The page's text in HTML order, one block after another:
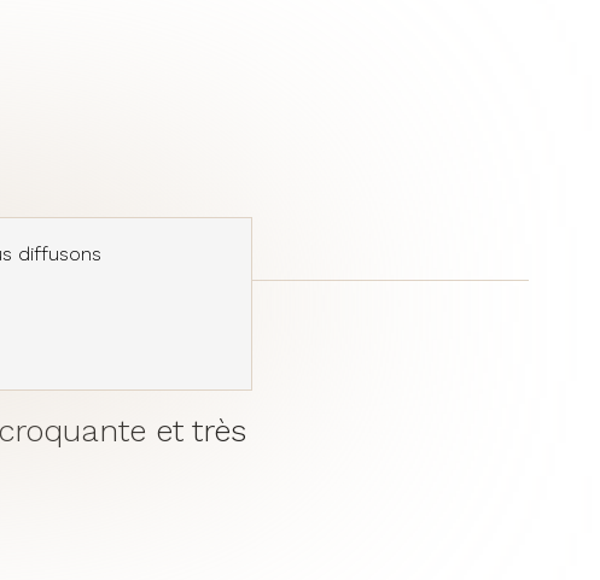
et très
diffusons